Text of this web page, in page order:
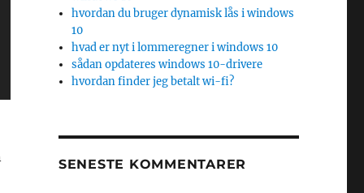
hvordan du bruger dynamisk lås i windows
10
hvad er nyt i lommeregner i windows 10
sådan opdateres windows 10-drivere
hvordan finder jeg betalt wi-fi?
SENESTE KOMMENTARER